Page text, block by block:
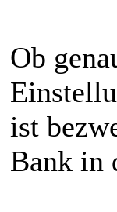
Ob
ist
Bank in